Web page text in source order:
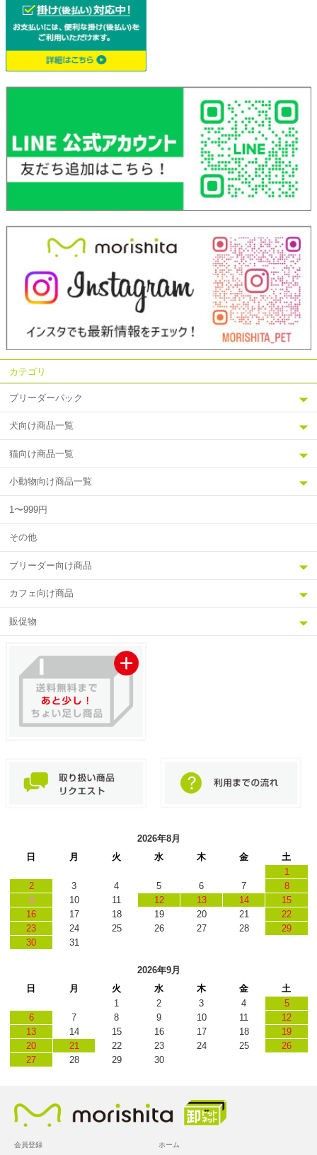
カテゴリ
ブリーダーパック
犬向け商品一覧
猫向け商品一覧
小動物向け商品一覧
1〜999円
その他
ブリーダー向け商品
カフェ向け商品
販促物
2026年8月
日
月 火 水 木 金
土
1
2
3 4 5 6 7
8
9
10 11 12 13 14
15
16
17 18 19 20 21
22
23
24 25 26 27 28
29
30
31
2026年9月
日
月 火 水 木 金
土
1
2 3 4
5
6
7 8 9 10 11
12
13
14 15 16 17 18
19
20
21 22 23 24 25
26
27
28 29 30
ホーム
会員登録